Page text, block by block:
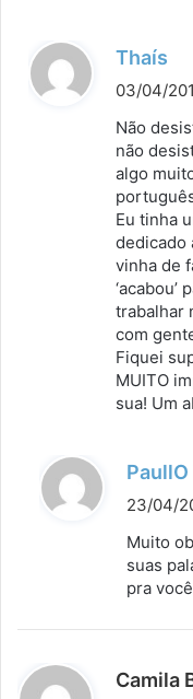
Thaís
i
s
e
:
03/04/
Não
não
algo
Eu tinha
dedicado
vinha de
‘acabou’
trabalhar
com
Fiquei
MUITO
sua! Um
23/04/
Muito
suas
pra
Camila